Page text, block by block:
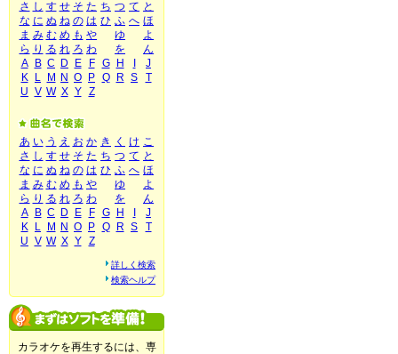
さ し す せ そ た ち つ て と
な に ぬ ね の は ひ ふ へ ほ
ま み む め も や ゆ
よ
ら り る れ ろ わ を
ん
A
B C D E F G H
J
K
L M N O P Q R S
T
U V W X Y Z
あ い う え お か き く け こ
さ し す せ そ た ち つ て と
な に ぬ ね の は ひ ふ へ ほ
ま み む め も や ゆ
よ
ら り る れ ろ わ を
ん
A
B C D E F G H
J
K
L M N O P Q R S
T
U V W X Y Z
詳しく検索
検索ヘルプ
カラオケを再生するには、専